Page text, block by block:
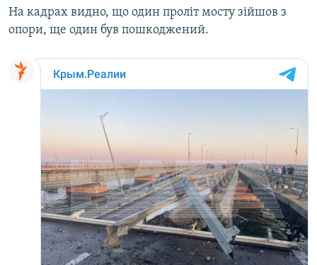
На кадрах видно, що один проліт мосту зійшов з
опори, ще один був пошкоджений.